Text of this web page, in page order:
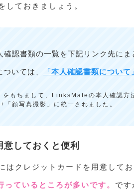
しておきましょう。
確認書類の一覧を下記リンク先にま
いては、 「本人確認書類について
もちまして、LinksMateの本人確認方
「顔写真撮影」に統一されました。
しておくと便利
クレジットカードを用意してお
ているところが多いです。 です